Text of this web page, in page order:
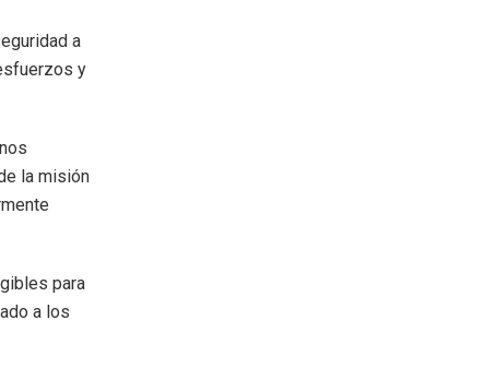
a
y
la misión
para
a los